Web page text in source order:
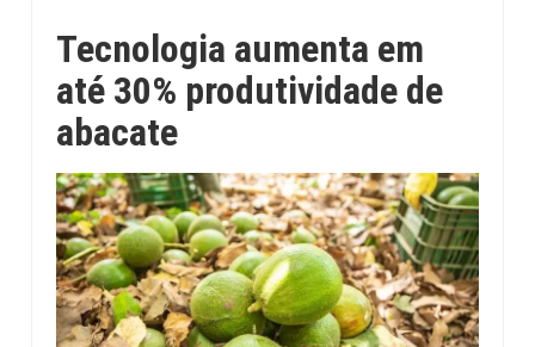
Tecnologia aumenta em
até 30% produtividade de
abacate